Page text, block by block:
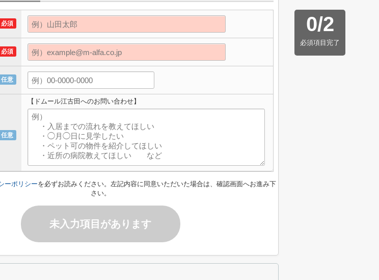
0/2
必須項目完了
必須
必須
任意
任意
【ドムール江古田へのお問い合わせ】
ーポリシーを必ずお読みください。左記内容に同意いただいた場合は、確認画面へお進み下
さい。
未入力項目があります